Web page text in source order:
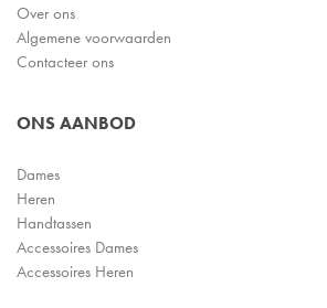
Over ons
Algemene voorwaarden
Contacteer ons
ONS AANBOD
Dames
Heren
Handtassen
Accessoires Dames
Accessoires Heren